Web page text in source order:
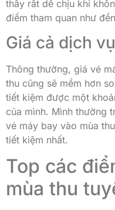
thấy rất dễ chịu khi
điểm tham quan như
Giá cả dịch
Thông thường, giá vé
thu cũng sẽ mềm hơn
tiết kiệm được một
của mình. Mình thường
vé máy bay vào mùa
tiết kiệm nhất.
Top các
mùa thu